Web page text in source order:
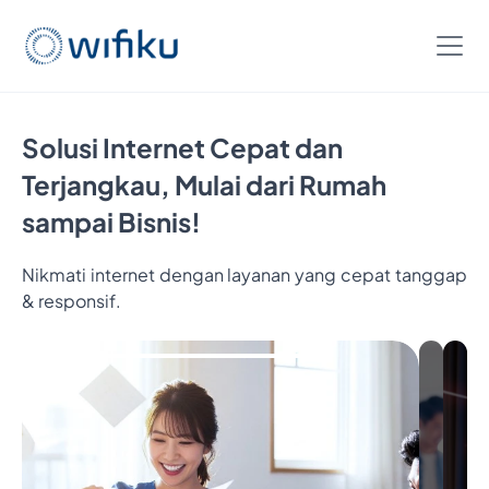
Solusi Internet Cepat dan
Terjangkau, Mulai dari Rumah
sampai Bisnis!
Nikmati internet dengan layanan yang cepat tanggap
& responsif.
Bayar
Bulan,
Nikmatin
Bulan
Internetan
Cukup
Bayar